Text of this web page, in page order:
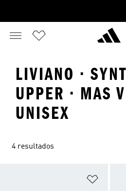
LIVIANO ·
UPPER · MAS
UNISEX
4 resultados